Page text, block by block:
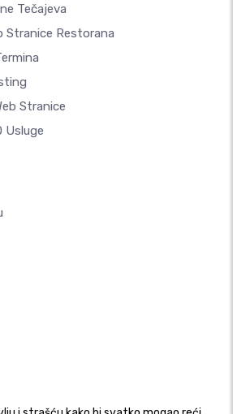
Tečajeva
Stranice Restorana
Stranice
Usluge